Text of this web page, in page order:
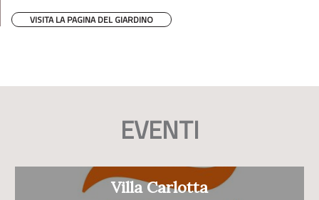
VISITA LA PAGINA DEL GIARDINO
EVENTI
Villa Carlotta